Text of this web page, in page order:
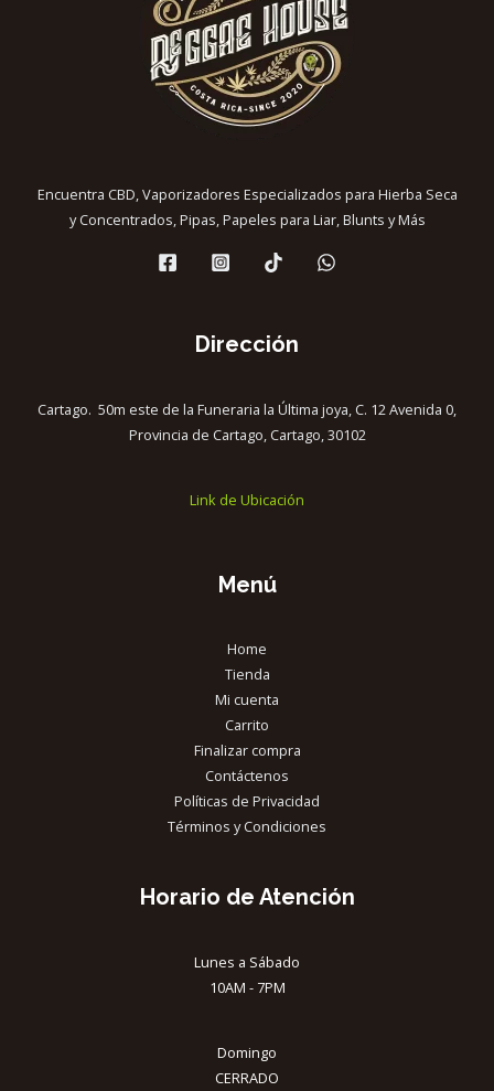
Encuentra CBD, Vaporizadores Especializados para Hierba Seca
y Concentrados, Pipas, Papeles para Liar, Blunts y Más
Dirección
Cartago. 50m este de la Funeraria la Última joya, C. 12 Avenida 0,
Provincia de Cartago, Cartago, 30102
Link de Ubicación
Menú
Home
Tienda
Mi cuenta
Carrito
Finalizar compra
Contáctenos
Políticas de Privacidad
Términos y Condiciones
Horario de Atención
Lunes a Sábado
10AM - 7PM
Domingo
CERRADO